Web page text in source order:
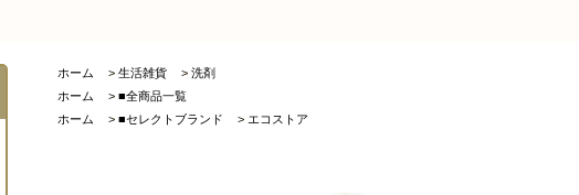
ホーム > 生活雑貨 > 洗剤
ホーム
> ■全商品一覧
ホーム
> ■セレクトブランド > エコストア